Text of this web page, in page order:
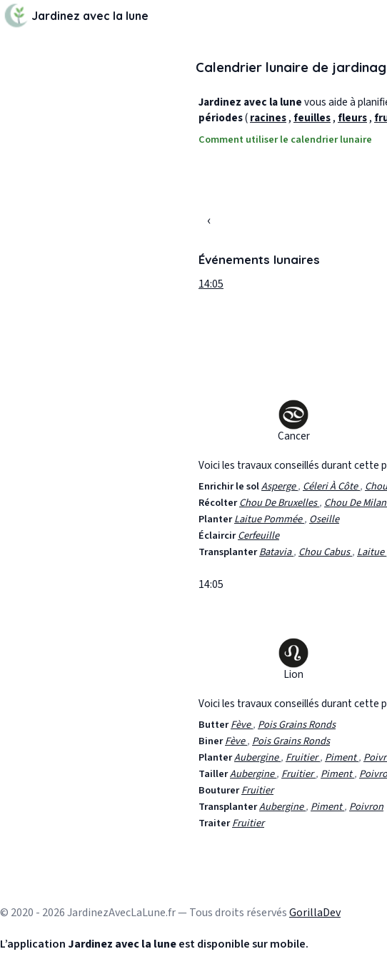
Jardinez avec la lune
Calendrier lunaire de
Jardinez avec la lunevous aide à
périodes(racines, feuilles, fleurs,
Comment utiliser le calendrier lunaire
‹
Événements lunaires
14:05
Cancer
Voici les travaux conseillés durant cette
Enrichir le solAsperge, Céleri À Côte,
RécolterChou De Bruxelles, Chou De Milan
PlanterLaitue Pommée, Oseille
ÉclaircirCerfeuille
TransplanterBatavia, Chou Cabus, Laitue
14:05
Lion
Voici les travaux conseillés durant cette
ButterFève, Pois Grains Ronds
BinerFève, Pois Grains Ronds
PlanterAubergine, Fruitier, Piment,
TaillerAubergine, Fruitier, Piment,
BouturerFruitier
TransplanterAubergine, Piment, Poivron
TraiterFruitier
© 2020 - 2026 JardinezAvecLaLune.fr — Tous droits réservésGorillaDev
L’application Jardinez avec la luneest disponible sur mobile.